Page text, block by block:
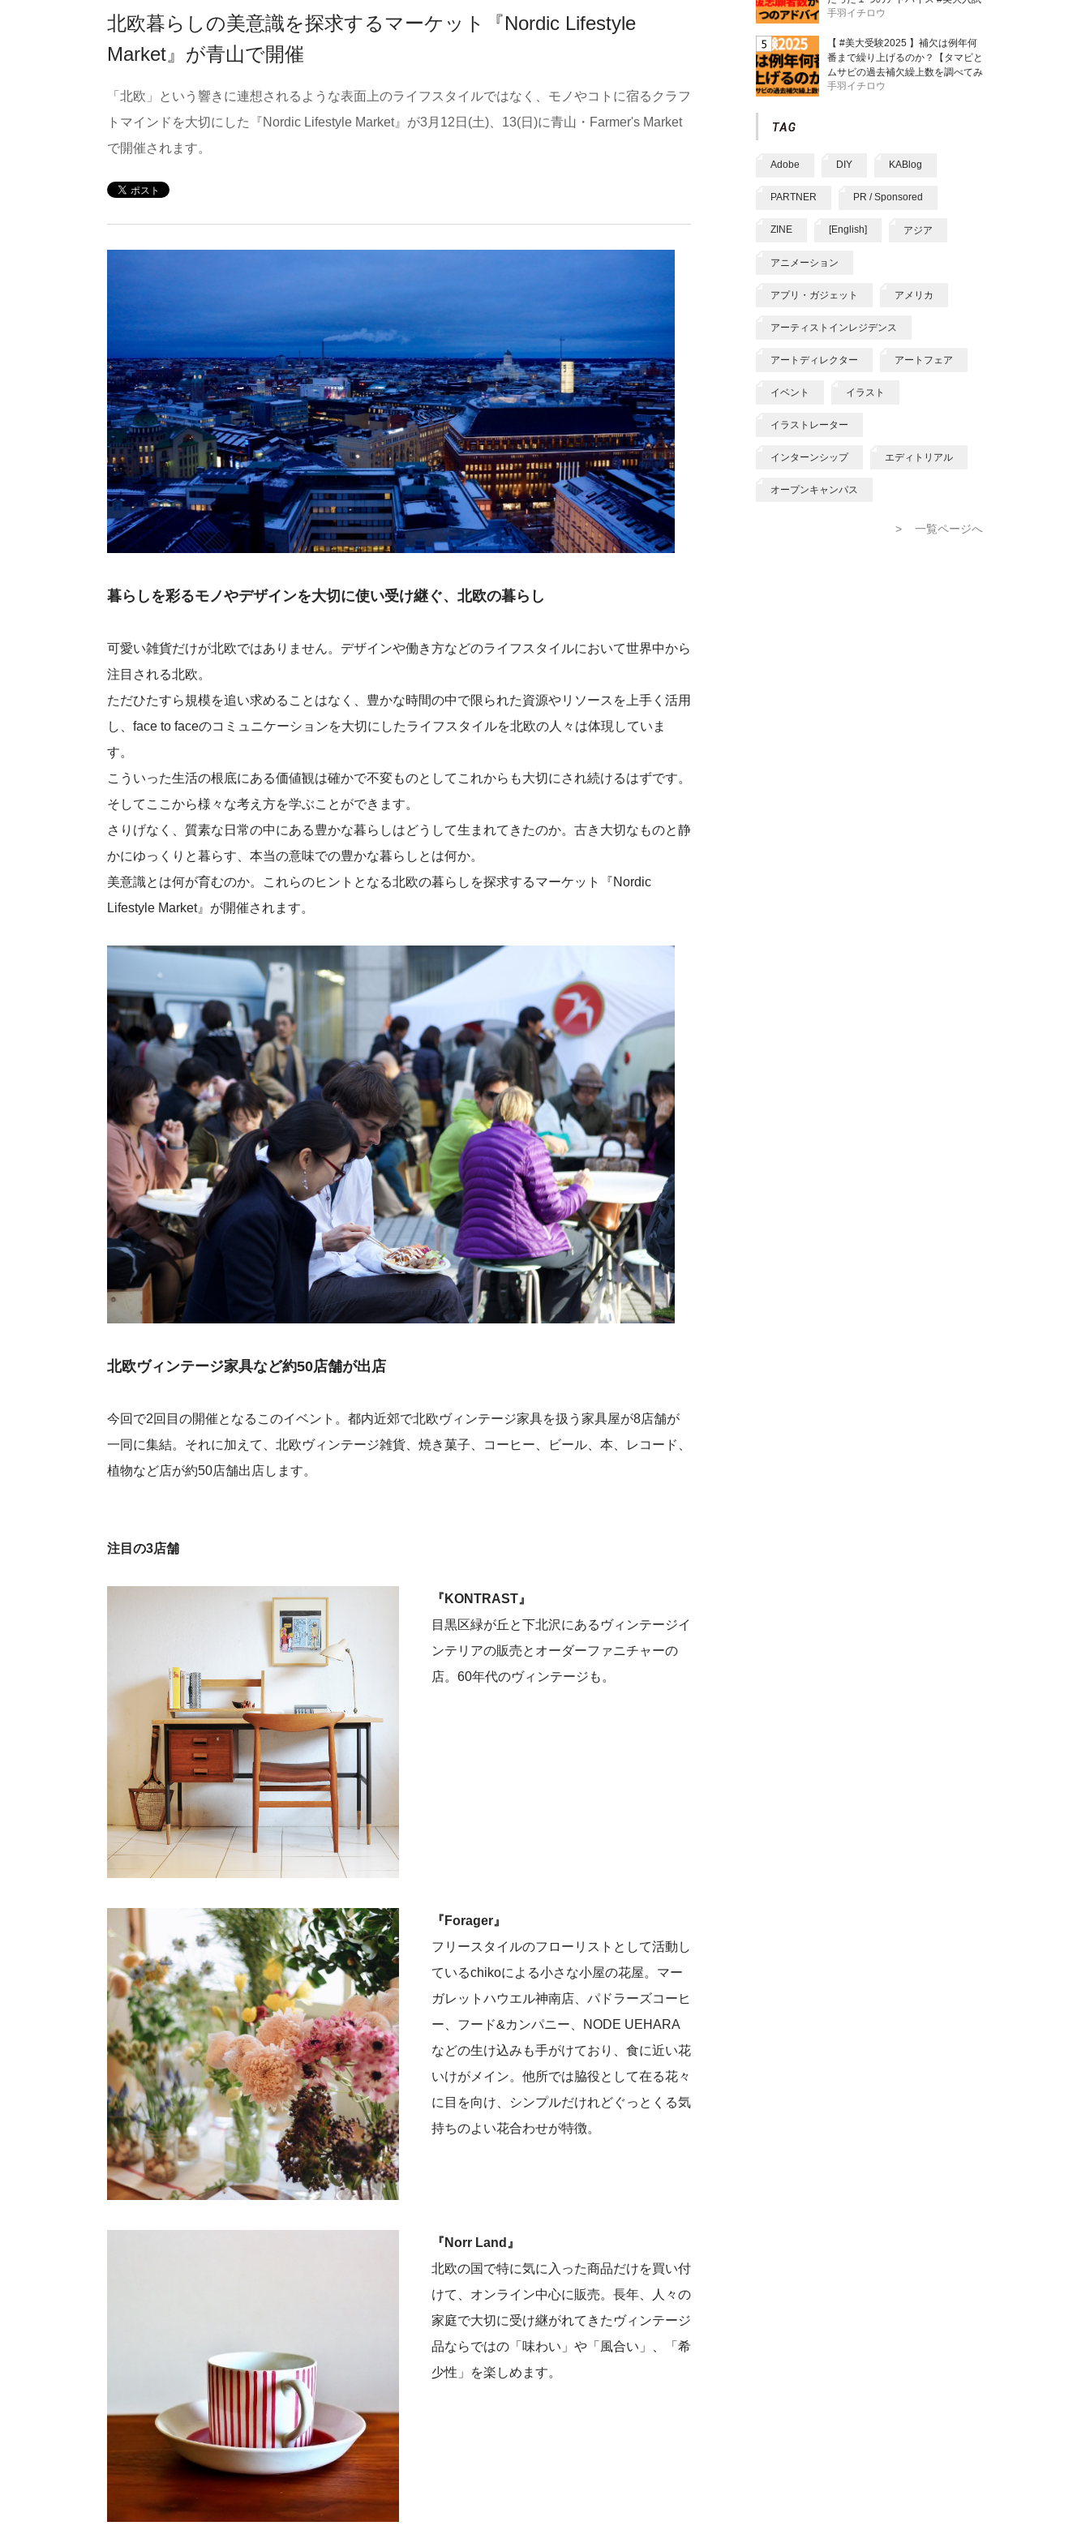
北欧暮らしの美意識を探求するマーケット『Nordic Lifestyle
Market』が青山で開催
「北欧」という響きに連想されるような表面上のライフスタイルではなく、モノやコトに宿るクラフ
トマインドを大切にした『Nordic Lifestyle Market』が3月12日(土)、13(日)に青山・Farmer's Market
で開催されます。
暮らしを彩るモノやデザインを大切に使い受け継ぐ、北欧の暮らし
可愛い雑貨だけが北欧ではありません。デザインや働き方などのライフスタイルにおいて世界中から
注目される北欧。
ただひたすら規模を追い求めることはなく、豊かな時間の中で限られた資源やリソースを上手く活用
し、face to faceのコミュニケーションを大切にしたライフスタイルを北欧の人々は体現していま
す。
こういった生活の根底にある価値観は確かで不変ものとしてこれからも大切にされ続けるはずです。
そしてここから様々な考え方を学ぶことができます。
さりげなく、質素な日常の中にある豊かな暮らしはどうして生まれてきたのか。古き大切なものと静
かにゆっくりと暮らす、本当の意味での豊かな暮らしとは何か。
美意識とは何が育むのか。これらのヒントとなる北欧の暮らしを探求するマーケット『Nordic
Lifestyle Market』が開催されます。
北欧ヴィンテージ家具など約50店舗が出店
今回で2回目の開催となるこのイベント。都内近郊で北欧ヴィンテージ家具を扱う家具屋が8店舗が
一同に集結。それに加えて、北欧ヴィンテージ雑貨、焼き菓子、コーヒー、ビール、本、レコード、
植物など店が約50店舗出店します。
注目の3店舗
『KONTRAST』
目黒区緑が丘と下北沢にあるヴィンテージイ
ンテリアの販売とオーダーファニチャーの
店。60年代のヴィンテージも。
『Forager』
フリースタイルのフローリストとして活動し
ているchi­koによる小さな小屋の花屋。マー
ガレットハウエル神南店、パドラーズコーヒ
ー、フード&カンパニー、NODE UEHARA
などの生け込みも手がけており、食に近い花
いけがメイン。他所では脇役として在る花々
に目を向け、シンプルだけれどぐっとくる気
持ちのよい花合わせが特徴。
『Norr Land』
北欧の国で特に気に入った商品だけを買い付
けて、オンライン中心に販売。長年、人々の
家庭で大切に受け継がれてきたヴィンテージ
品ならではの「味わい」や「風合い」、「希
少性」を楽しめます。
手羽イチロウ
【 #美大受験2025 】補欠は例年何
番まで繰り上げるのか？【タマビと
ムサビの過去補欠繰上数を調べてみ
た】
手羽イチロウ
Adobe DIY KABlog
PARTNER PR / Sponsored
ZINE [English] アジア
アニメーション
アプリ・ガジェット アメリカ
アーティストインレジデンス
アートディレクター アートフェア
イベント イラスト
イラストレーター
インターンシップ エディトリアル
オープンキャンパス
> 一覧ページへ